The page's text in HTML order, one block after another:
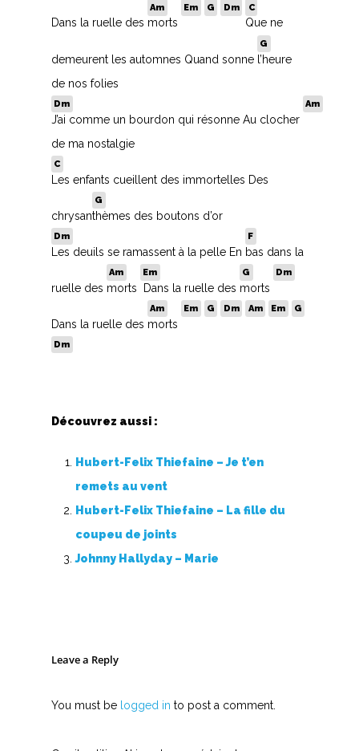
Dans la ruelle des
Am
morts
Em G Dm C
Que ne
demeurent les automnes Quand sonne
G
l’heure
de nos folies
Dm
J’ai comme un bourdon qui résonne Au clocher
Am
de ma nostalgie
C
Les enfants cueillent des immortelles Des
chrysan
G
thèmes des boutons d’or
Dm
Les deuils se ramassent à la pelle En
F
bas dans la
ruelle des
Am
morts
Em
Dans la ruelle des
G
morts
Dm
Dans la ruelle des
Am
morts
Em G Dm Am Em G
Dm
Découvrez aussi :
Hubert-Felix Thiefaine – Je t’en
remets au vent
Hubert-Felix Thiefaine – La fille du
coupeu de joints
Johnny Hallyday – Marie
Leave a Reply
You must be logged in to post a comment.
U
V
X
Nouvelles tabs
Top 100
Accords de guitare